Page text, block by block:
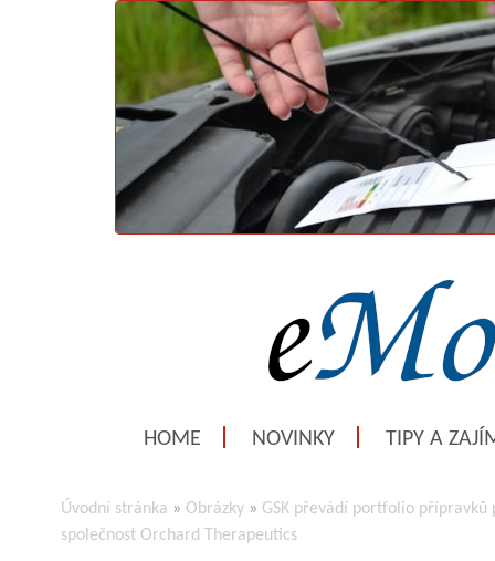
HOME NOVINKY TIPY A
Úvodní stránka » Obrázky » GSK převádí portfolio
společnost Orchard Therapeutics